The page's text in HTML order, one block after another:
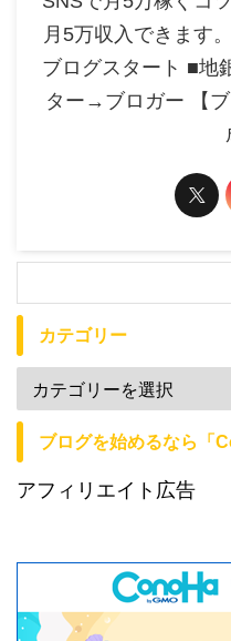
月5万収入できます
ブログスタート ■
ター→ブロガー 【
カテゴリー
ブログを始めるなら「
アフィリエイト広告